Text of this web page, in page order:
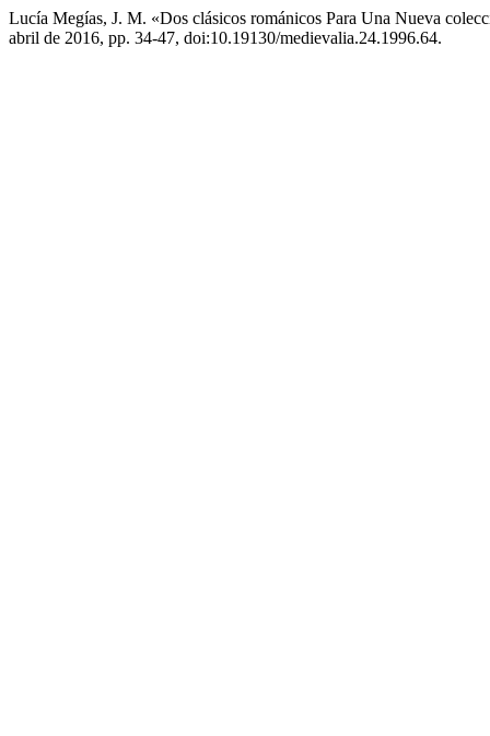
Lucía Megías, J. M. «Dos clásicos románicos Para Una Nueva
abril de 2016, pp. 34-47, doi:10.19130/medievalia.24.1996.64.